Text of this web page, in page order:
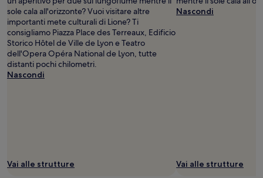
sole cala all'orizzonte? Vuoi visitare altre
importanti mete culturali di Lione? Ti
consigliamo Piazza Place des Terreaux, Edificio
Storico Hôtel de Ville de Lyon e Teatro
dell'Opera Opéra National de Lyon, tutte
distanti pochi chilometri.
Nascondi
Vai alle strutture
Nascondi
Vai alle strutture